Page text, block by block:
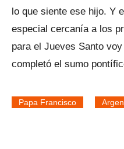
lo que siente ese hijo. Y
especial cercanía a los
para el Jueves Santo
completó el sumo
Papa Francisco